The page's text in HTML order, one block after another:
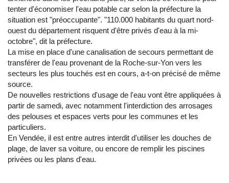
tenter d'économiser l'eau potable car selon la préfecture la
situation est "préoccupante". "110.000 habitants du quart nord-
ouest du département risquent d'être privés d'eau à la mi-
octobre", dit la préfecture.
La mise en place d'une canalisation de secours permettant de
transférer de l'eau provenant de la Roche-sur-Yon vers les
secteurs les plus touchés est en cours, a-t-on précisé de même
source.
De nouvelles restrictions d'usage de l'eau vont être appliquées à
partir de samedi, avec notamment l'interdiction des arrosages
des pelouses et espaces verts pour les communes et les
particuliers.
En Vendée, il est entre autres interdit d'utiliser les douches de
plage, de laver sa voiture, ou encore de remplir les piscines
privées ou les plans d'eau.